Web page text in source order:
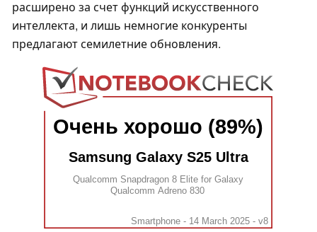
расширено за счет функций искусственного
интеллекта, и лишь немногие конкуренты
предлагают семилетние обновления.
Очень хорошо (89%)
Samsung Galaxy S25 Ultra
Qualcomm Snapdragon 8 Elite for Galaxy
Qualcomm Adreno 830
Smartphone - 14 March 2025 - v8